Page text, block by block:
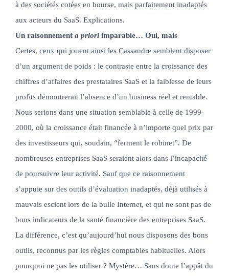
à des sociétés cotées en bourse, mais parfaitement inadaptés
aux acteurs du SaaS. Explications.
Un raisonnement a priori imparable… Oui, mais
Certes, ceux qui jouent ainsi les Cassandre semblent disposer
d’un argument de poids : le contraste entre la croissance des
chiffres d’affaires des prestataires SaaS et la faiblesse de leurs
profits démontrerait l’absence d’un business réel et rentable.
Nous serions dans une situation semblable à celle de 1999-
2000, où la croissance était financée à n’importe quel prix par
des investisseurs qui, soudain, “ferment le robinet”. De
nombreuses entreprises SaaS seraient alors dans l’incapacité
de poursuivre leur activité. Sauf que ce raisonnement
s’appuie sur des outils d’évaluation inadaptés, déjà utilisés à
mauvais escient lors de la bulle Internet, et qui ne sont pas de
bons indicateurs de la santé financière des entreprises SaaS.
La différence, c’est qu’aujourd’hui nous disposons des bons
outils, reconnus par les règles comptables habituelles. Alors
pourquoi ne pas les utiliser ? Mystère… Sans doute l’appât du